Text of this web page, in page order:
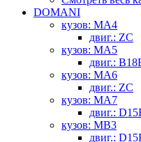
DOMANI
кузов: MA4
двиг.: ZC
кузов: MA5
двиг.:
кузов: MA6
двиг.: ZC
кузов: MA7
двиг.:
кузов: MB3
двиг.: